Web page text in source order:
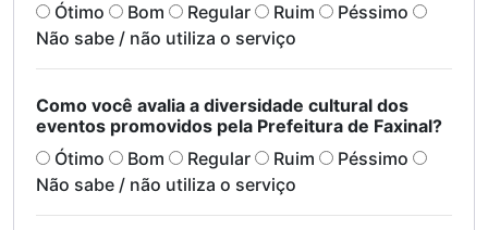
Ótimo
Bom Regular Ruim
Péssimo
Não sabe / não utiliza o serviço
Como você avalia a diversidade cultural dos
eventos promovidos pela Prefeitura de Faxinal?
Ótimo
Bom Regular Ruim
Péssimo
Não sabe / não utiliza o serviço